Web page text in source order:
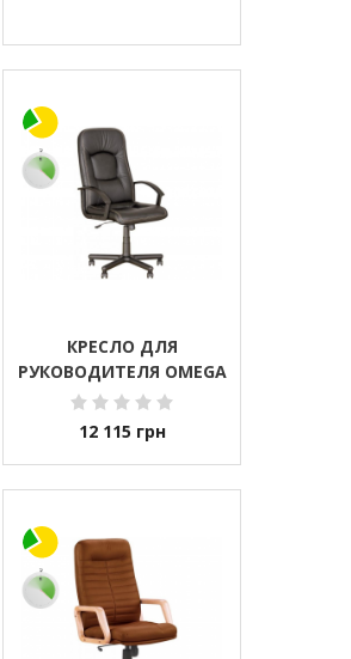
КРЕСЛО ДЛЯ
РУКОВОДИТЕЛЯ OMEGA
12 115 грн